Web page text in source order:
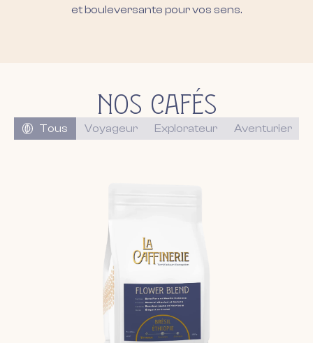
et bouleversante pour vos sens.
NOS CAFÉS
Catégorie de produits
Tous Voyageur Explorateur Aventurier